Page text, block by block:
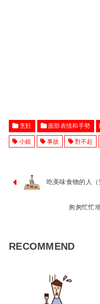
烹飪 面部表情和手勢
小姐 事故 對不起
吃美味食物的人
匆匆忙忙
RECOMMEND